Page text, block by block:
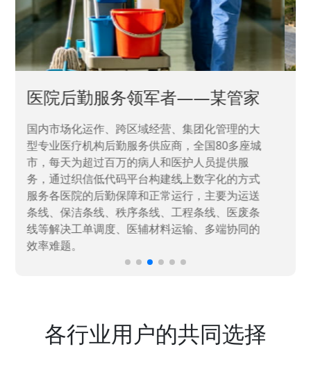
中国兵器工业集团——银光化学
国家“一五”期间156个重点项目之一。属于国家
高新技术企业，在信息化升级建设中，存在大
量“小、散、碎”的信息化需求，需要投入大量人
力资源进行开发，通过引入织信低代码平台，解
决当下遇到的各类业务难题，提升整体的IT研发
效率。
各行业用户的共同选择